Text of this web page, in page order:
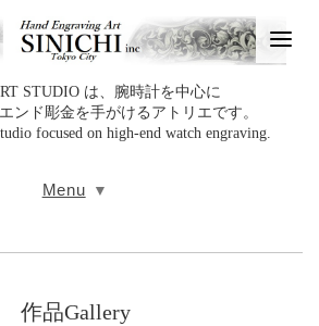
STUDIO は、腕時計を中心に
ンド彫金を手がけるアトリエです。
focused on high‑end watch engraving.
Menu
作品Gallery